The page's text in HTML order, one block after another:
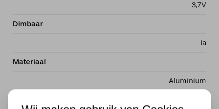
of
batterij
2200mA,
3,7V
Dimbaar
Ja
Materiaal
Aluminium